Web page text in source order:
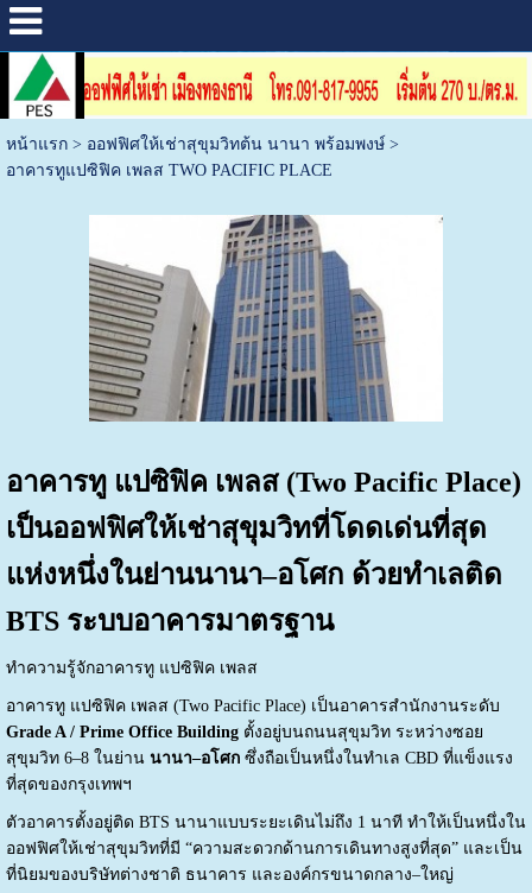
หน้าแรก> ออฟฟิศให้เช่าสุขุมวิทต้น นานา พร้อมพงษ์>
อาคารทูแปซิฟิค เพลส TWO PACIFIC PLACE
อาคารทู แปซิฟิค เพลส (Two Pacific Place)
เป็นออฟฟิศให้เช่าสุขุมวิทที่โดดเด่นที่สุด
แห่งหนึ่งในย่านนานา–อโศก ด้วยทำเลติด
BTS ระบบอาคารมาตรฐาน
ทำความรู้จักอาคารทู แปซิฟิค เพลส
อาคารทู แปซิฟิค เพลส (Two Pacific Place) เป็นอาคารสำนักงานระดับ
Grade A / Prime Office Buildingตั้งอยู่บนถนนสุขุมวิท ระหว่างซอย
สุขุมวิท 6–8 ในย่าน นานา–อโศกซึ่งถือเป็นหนึ่งในทำเล CBD ที่แข็งแรง
ที่สุดของกรุงเทพฯ
ตัวอาคารตั้งอยู่ติด BTS นานาแบบระยะเดินไม่ถึง 1 นาที ทำให้เป็นหนึ่งใน
ออฟฟิศให้เช่าสุขุมวิทที่มี “ความสะดวกด้านการเดินทางสูงที่สุด” และเป็น
ที่นิยมของบริษัทต่างชาติ ธนาคาร และองค์กรขนาดกลาง–ใหญ่